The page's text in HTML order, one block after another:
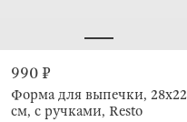
990 ₽
Форма для выпечки, 28х22
см, с ручками, Resto